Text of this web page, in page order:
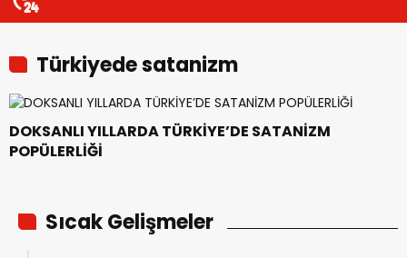
Türkiyede satanizm
DOKSANLI YILLARDA TÜRKİYE’DE SATANİZM
POPÜLERLİĞİ
Sıcak Gelişmeler